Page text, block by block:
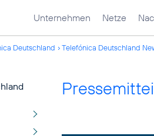
Unternehmen Netze
Deutschland Telefónica Deutschland